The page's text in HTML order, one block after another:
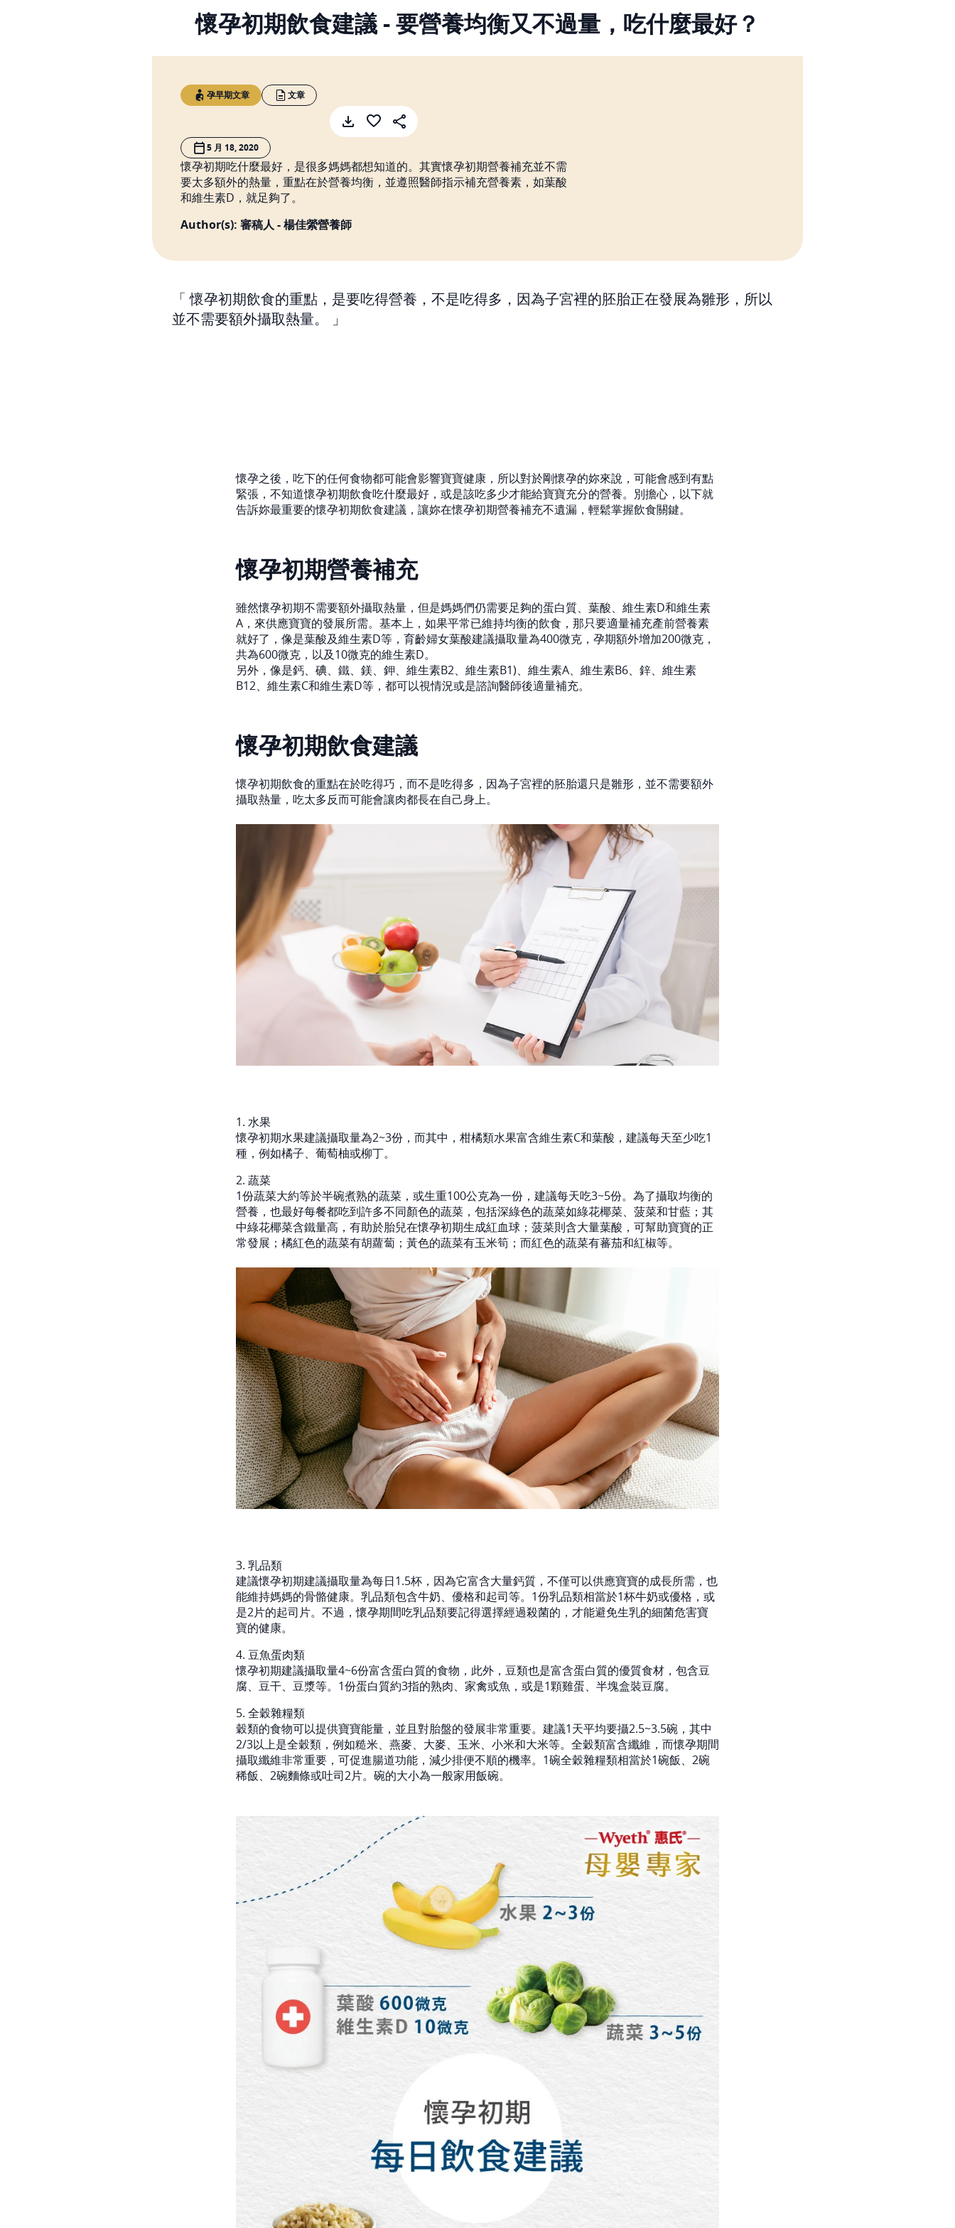
懷孕初期飲食建議 - 要營養均衡又不過量，吃什麼最好？
孕早期文章 文章
5 月 18, 2020
懷孕初期吃什麼最好，是很多媽媽都想知道的。其實懷孕初期營養補充並不需
要太多額外的熱量，重點在於營養均衡，並遵照醫師指示補充營養素，如葉酸
和維生素D，就足夠了。
Author(s): 審稿人 - 楊佳縈營養師
懷孕初期飲食的重點，是要吃得營養，不是吃得多，因為子宮裡的胚胎正在發展為雛形，所以
並不需要額外攝取熱量。
懷孕之後，吃下的任何食物都可能會影響寶寶健康，所以對於剛懷孕的妳來說，可能會感到有點
緊張，不知道懷孕初期飲食吃什麼最好，或是該吃多少才能給寶寶充分的營養。別擔心，以下就
告訴妳最重要的懷孕初期飲食建議，讓妳在懷孕初期營養補充不遺漏，輕鬆掌握飲食關鍵。
懷孕初期營養補充
雖然懷孕初期不需要額外攝取熱量，但是媽媽們仍需要足夠的蛋白質、葉酸、維生素D和維生素
A，來供應寶寶的發展所需。基本上，如果平常已維持均衡的飲食，那只要適量補充產前營養素
就好了，像是葉酸及維生素D等，育齡婦女葉酸建議攝取量為400微克，孕期額外增加200微克，
共為600微克，以及10微克的維生素D。
另外，像是鈣、碘、鐵、鎂、鉀、維生素B2、維生素B1)、維生素A、維生素B6、鋅、維生素
B12、維生素C和維生素D等，都可以視情況或是諮詢醫師後適量補充。
懷孕初期飲食建議
懷孕初期飲食的重點在於吃得巧，而不是吃得多，因為子宮裡的胚胎還只是雛形，並不需要額外
攝取熱量，吃太多反而可能會讓肉都長在自己身上。
1. 水果
懷孕初期水果建議攝取量為2~3份，而其中，柑橘類水果富含維生素C和葉酸，建議每天至少吃1
種，例如橘子、葡萄柚或柳丁。
2. 蔬菜
1份蔬菜大約等於半碗煮熟的蔬菜，或生重100公克為一份，建議每天吃3~5份。為了攝取均衡的
營養，也最好每餐都吃到許多不同顏色的蔬菜，包括深綠色的蔬菜如綠花椰菜、菠菜和甘藍；其
中綠花椰菜含鐵量高，有助於胎兒在懷孕初期生成紅血球；菠菜則含大量葉酸，可幫助寶寶的正
常發展；橘紅色的蔬菜有胡蘿蔔；黃色的蔬菜有玉米筍；而紅色的蔬菜有蕃茄和紅椒等。
3. 乳品類
建議懷孕初期建議攝取量為每日1.5杯，因為它富含大量鈣質，不僅可以供應寶寶的成長所需，也
能維持媽媽的骨骼健康。乳品類包含牛奶、優格和起司等。1份乳品類相當於1杯牛奶或優格，或
是2片的起司片。不過，懷孕期間吃乳品類要記得選擇經過殺菌的，才能避免生乳的細菌危害寶
寶的健康。
4. 豆魚蛋肉類
懷孕初期建議攝取量4~6份富含蛋白質的食物，此外，豆類也是富含蛋白質的優質食材，包含豆
腐、豆干、豆漿等。1份蛋白質約3指的熟肉、家禽或魚，或是1顆雞蛋、半塊盒裝豆腐。
5. 全穀雜糧類
穀類的食物可以提供寶寶能量，並且對胎盤的發展非常重要。建議1天平均要攝2.5~3.5碗，其中
2/3以上是全穀類，例如糙米、燕麥、大麥、玉米、小米和大米等。全穀類富含纖維，而懷孕期間
攝取纖維非常重要，可促進腸道功能，減少排便不順的機率。1碗全穀雜糧類相當於1碗飯、2碗
稀飯、2碗麵條或吐司2片。碗的大小為一般家用飯碗。